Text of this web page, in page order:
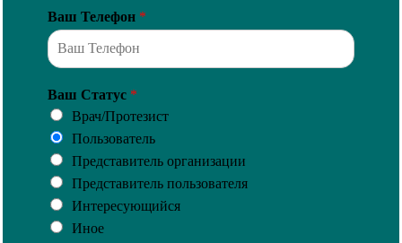
Ваш Телефон *
Ваш Статус *
Врач/Протезист
Пользователь
Представитель организации
Представитель пользователя
Интересующийся
Иное